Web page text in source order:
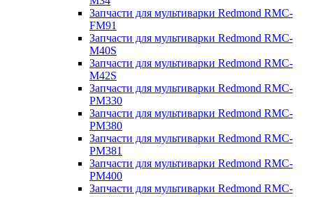
Запчасти для мультиварки Redmond RMC-
FM91
Запчасти для мультиварки Redmond RMC-
M40S
Запчасти для мультиварки Redmond RMC-
M42S
Запчасти для мультиварки Redmond RMC-
PM330
Запчасти для мультиварки Redmond RMC-
PM380
Запчасти для мультиварки Redmond RMC-
PM381
Запчасти для мультиварки Redmond RMC-
PM400
Запчасти для мультиварки Redmond RMC-